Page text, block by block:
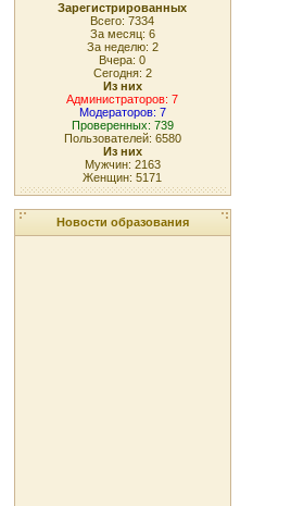
Зарегистрированных
Всего: 7334
За месяц: 6
За неделю: 2
Вчера: 0
Сегодня: 2
Из них
Администраторов: 7
Модераторов: 7
Проверенных: 739
Пользователей: 6580
Из них
Мужчин: 2163
Женщин: 5171
Новости образования